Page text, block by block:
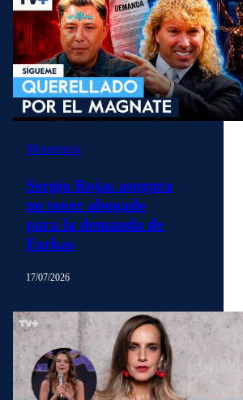
Momentos
Sergio Rojas asegura
no tener abogado
para la demanda de
Farkas
17/07/2026